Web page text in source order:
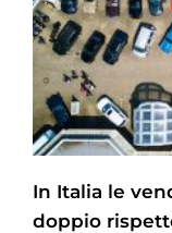
In Italia le
doppio